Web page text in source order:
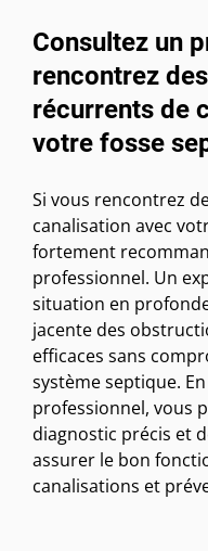
Consultez un
rencontrez
récurrents de
votre fosse
Si vous rencontrez
canalisation avec
fortement
professionnel. Un
situation en
jacente des
efficaces sans
système septique.
professionnel, vous
diagnostic précis et
assurer le bon
canalisations et